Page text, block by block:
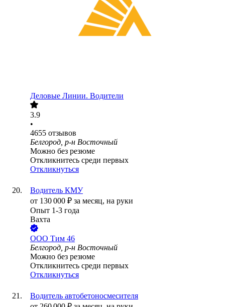
Деловые Линии. Водители
3.9
•
4655 отзывов
Белгород, р-н Восточный
Можно без резюме
Откликнитесь среди первых
Откликнуться
Водитель КМУ
от 130 000 ₽ за месяц, на руки
Опыт 1-3 года
Вахта
ООО Тим 46
Белгород, р-н Восточный
Можно без резюме
Откликнитесь среди первых
Откликнуться
Водитель автобетоносмесителя